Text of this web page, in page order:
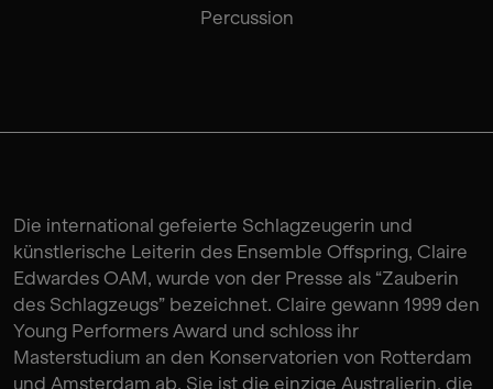
Percussion
Die international gefeierte Schlagzeugerin und
künstlerische Leiterin des Ensemble Offspring, Claire
Edwardes OAM, wurde von der Presse als “Zauberin
des Schlagzeugs” bezeichnet. Claire gewann 1999 den
Young Performers Award und schloss ihr
Masterstudium an den Konservatorien von Rotterdam
und Amsterdam ab. Sie ist die einzige Australierin, die